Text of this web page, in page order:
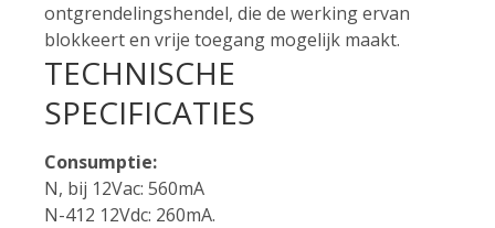
ontgrendelingshendel, die de werking ervan
blokkeert en vrije toegang mogelijk maakt.
TECHNISCHE
SPECIFICATIES
Consumptie:
N, bij 12Vac: 560mA
N-412 12Vdc: 260mA.